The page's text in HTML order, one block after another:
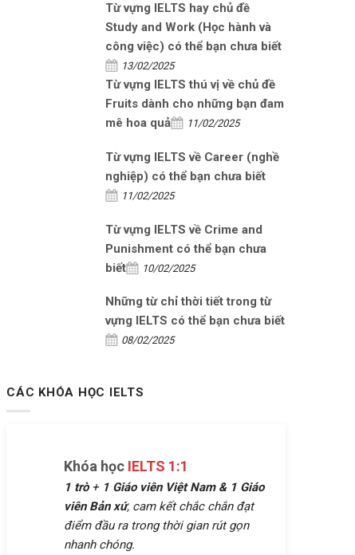
Từ vựng IELTS hay chủ đề
Study and Work (Học hành và
công việc) có thể bạn chưa biết
13/02/2025
Từ vựng IELTS thú vị về chủ đề
Fruits dành cho những bạn đam
mê hoa quả
11/02/2025
Từ vựng IELTS về Career (nghề
nghiệp) có thể bạn chưa biết
11/02/2025
Từ vựng IELTS về Crime and
Punishment có thể bạn chưa
biết
10/02/2025
Những từ chỉ thời tiết trong từ
vựng IELTS có thể bạn chưa biết
08/02/2025
CÁC KHÓA HỌC IELTS
Khóa học IELTS 1:1
1 trò+ 1 Giáo viên Việt Nam & 1 Giáo
viên Bản xứ, cam kết chắc chắn đạt
điểm đầu ra trong thời gian rút gọn
nhanh chóng.